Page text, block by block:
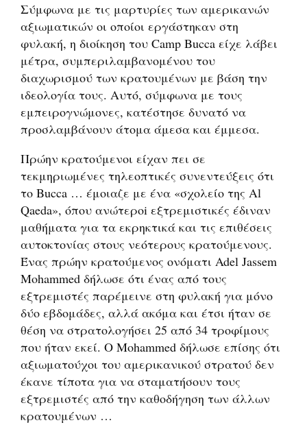
Σύμφωνα με τις μαρτυρίες των αμερικανών
αξιωματικών οι οποίοι εργάστηκαν στη
φυλακή, η διοίκηση του Camp Bucca είχε λάβει
μέτρα, συμπεριλαμβανομένου του
διαχωρισμού των κρατουμένων με βάση την
ιδεολογία τους. Αυτό, σύμφωνα με τους
εμπειρογνώμονες, κατέστησε δυνατό να
προσλαμβάνουν άτομα άμεσα και έμμεσα.
Πρώην κρατούμενοι είχαν πει σε
τεκμηριωμένες τηλεοπτικές συνεντεύξεις ότι
το Βucca … έμοιαζε με ένα «σχολείο της Αl
Qaeda», όπου ανώτεροi εξτρεμιστικές έδιναν
μαθήματα για τα εκρηκτικά και τις επιθέσεις
αυτοκτονίας στους νεότερους κρατούμενους.
Ένας πρώην κρατούμενος ονόματι Adel Jassem
Mohammed δήλωσε ότι ένας από τους
εξτρεμιστές παρέμεινε στη φυλακή για μόνο
δύο εβδομάδες, αλλά ακόμα και έτσι ήταν σε
θέση να στρατολογήσει 25 από 34 τροφίμους
που ήταν εκεί. Ο Mohammed δήλωσε επίσης ότι
αξιωματούχοι του αμερικανικού στρατού δεν
έκανε τίποτα για να σταματήσουν τους
εξτρεμιστές από την καθοδήγηση των άλλων
κρατουμένων …